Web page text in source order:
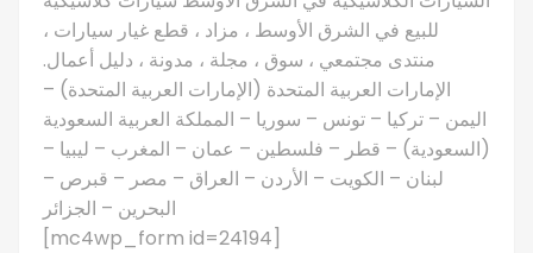
للبيع في الشرق الأوسط ، مزاد ، قطع غيار سيارات ،
منتدى مجتمعي ، سوق ، مجلة ، مدونة ، دليل أعمال.
الإمارات العربية المتحدة (الإمارات العربية المتحدة) –
اليمن – تركيا – تونس – سوريا – المملكة العربية السعودية
(السعودية) – قطر – فلسطين – عمان – المغرب – ليبيا –
لبنان – الكويت – الأردن – العراق – مصر – قبرص –
البحرين – الجزائر
[mc4wp_form id=24194]